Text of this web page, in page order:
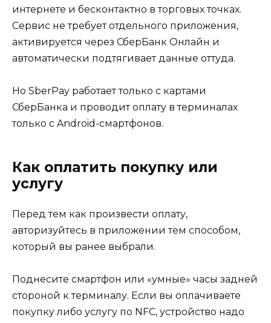
интернете и бесконтактно в торговых точках.
Сервис не требует отдельного приложения,
активируется через СберБанк Онлайн и
автоматически подтягивает данные оттуда.
Но SberPay работает только с картами
СберБанка и проводит оплату в терминалах
только с Android-смартфонов.
Как оплатить покупку или
услугу
Перед тем как произвести оплату,
авторизуйтесь в приложении тем способом,
который вы ранее выбрали.
Поднесите смартфон или «умные» часы задней
стороной к терминалу. Если вы оплачиваете
покупку либо услугу по NFC, устройство надо